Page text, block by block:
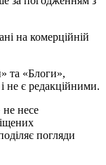
на комерційній
та «Блоги»,
і не є редакційними.
не несе
погляди